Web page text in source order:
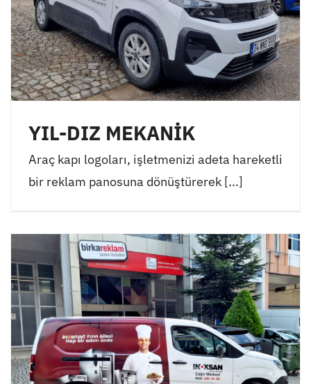
YIL-DIZ MEKANİK
Araç kapı logoları, işletmenizi adeta hareketli
bir reklam panosuna dönüştürerek [...]